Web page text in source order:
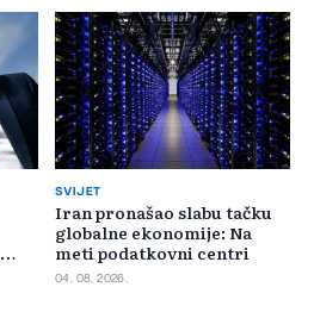
SVIJET
Iran pronašao slabu tačku
globalne ekonomije: Na
meti podatkovni centri
04. 08. 2026.